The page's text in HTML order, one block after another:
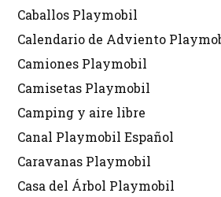
Caballos Playmobil
Calendario de Adviento
Camiones Playmobil
Camisetas Playmobil
Camping y aire libre
Canal Playmobil Español
Caravanas Playmobil
Casa del Árbol Playmobil